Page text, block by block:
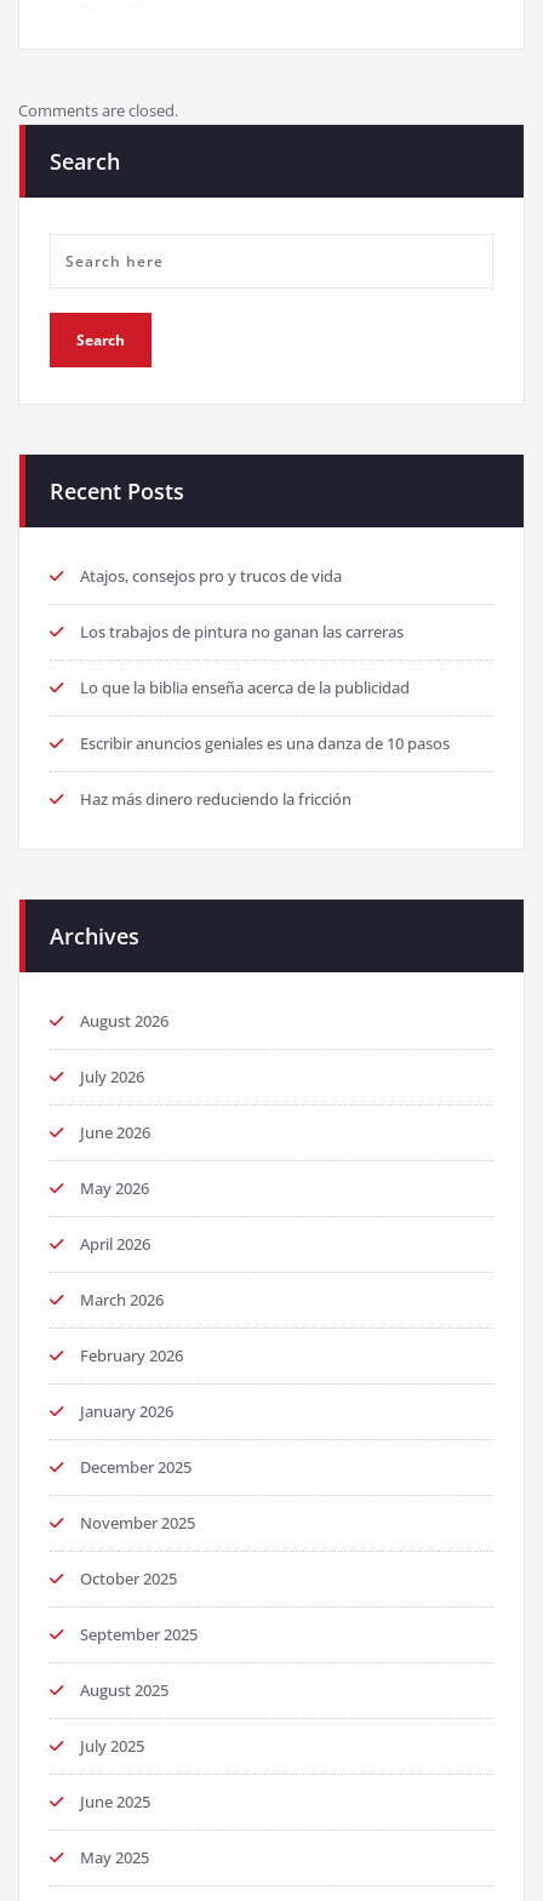
Comments are closed.
Search
Recent Posts
Atajos, consejos pro y trucos de vida
Los trabajos de pintura no ganan las carreras
Lo que la biblia enseña acerca de la publicidad
Escribir anuncios geniales es una danza de 10 pasos
Haz más dinero reduciendo la fricción
Archives
August 2026
July 2026
June 2026
May 2026
April 2026
March 2026
February 2026
January 2026
December 2025
November 2025
October 2025
September 2025
August 2025
July 2025
June 2025
May 2025